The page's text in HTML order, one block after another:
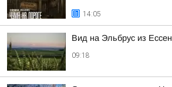
14:05
Вид на Эльбрус из
09:18